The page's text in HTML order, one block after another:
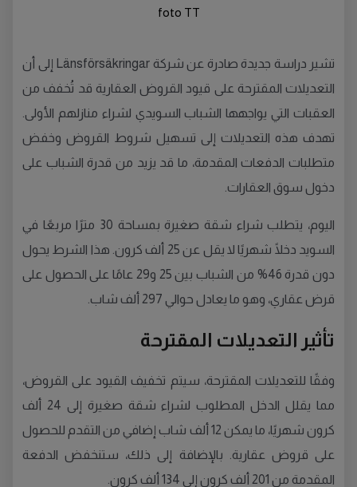
foto TT
تشير دراسة جديدة صادرة عن شركة Länsförsäkringar إلى أن
التعديلات المقترحة على قيود القروض العقارية قد تُخفف من
العقبات التي يواجهها الشباب السويدي لشراء منازلهم الأولى.
تهدف هذه التعديلات إلى تسهيل شروط القروض وخفض
متطلبات الدفعات المقدمة، ما قد يزيد من قدرة الشباب على
دخول سوق العقارات.
اليوم، يتطلب شراء شقة صغيرة بمساحة 30 مترًا مربعًا في
السويد دخلًا شهريًا لا يقل عن 25 ألف كرون. هذا الشرط يحول
دون قدرة 46% من الشباب بين 25 و29 عامًا على الحصول على
قرض عقاري، وهو ما يعادل حوالي 297 ألف شاب.
تأثير التعديلات المقترحة
وفقًا للتعديلات المقترحة، سيتم تخفيف القيود على القروض،
مما يقلل الدخل المطلوب لشراء شقة صغيرة إلى 24 ألف
كرون شهريًا، ما يمكن 12 ألف شاب إضافي من التقدم للحصول
على قروض عقارية. بالإضافة إلى ذلك، ستنخفض الدفعة
المقدمة من 201 ألف كرون إلى 134 ألف كرون.